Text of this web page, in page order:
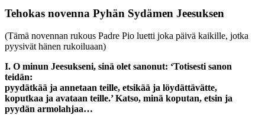
Tehokas novenna Pyhän Sydämen Jeesuksen
(Tämä novennan rukous Padre Pio luetti joka päivä kaikille, jotka
pyysivät hänen rukoiluaan)
I. O minun Jeesukseni, sinä olet sanonut: ‘Totisesti sanon
teidän:
pyydätkää ja annetaan teille, etsikää ja löydättävätte,
koputkaa ja avataan teille.’ Katso, minä koputan, etsin ja
pyydän armolahjaa…